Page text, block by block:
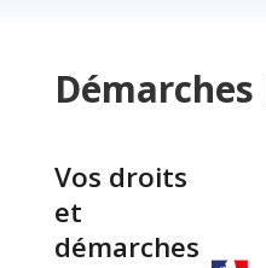
Démarches
Vos droits
et
démarches